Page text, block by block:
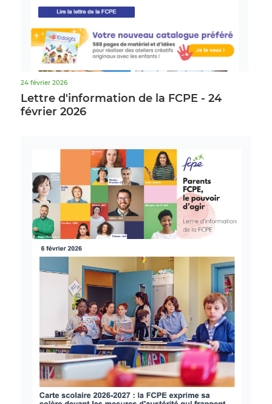
24 février 2026
Lettre d'information de la FCPE - 24
février 2026